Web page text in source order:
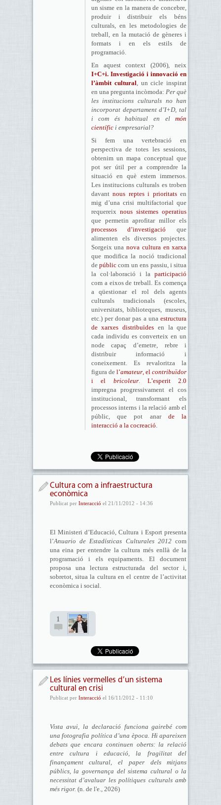
un sisme en la manera de concebre,
produir i distribuir els béns
culturals, en les metodologies de
treball, en la mutació de gèneres i
formats i en els estils de
programació.
En aquest context (2006), neix
I+C+i. Investigació i innovació en
l’àmbit cultural, un cicle inspirat
en una pregunta incòmoda:Per què
les institucions culturals no han
incorporat departament d’I+D, tal
i com és habitual en elmón
científici empresarial?
Si fem una vertebració en
perspectiva de totes les sessions,
obtenim un mapa conceptual que
pot ser útil per a comprendre la
situació en què estem immersos.
Les institucions culturals es troben
davantnous reptes i prioritatsen
mig d’una crisi multifactorial que
requereix nous sistemes operatius
que permetin aprofitar millor els
processos d’investigació que
alimenten els diversos projectes.
Sorgeix unanova cultura en xarxa
que modifica la noció tradicional
depúblic com un ens passiu, i situa
la col·laboració i laparticipació
com a eixos de treball. Es comença
a qüestionar el rol dels agents
culturals tradicionals (escoles,
universitats, biblioteques, museus,
etc.) per donar pas a unaestructura
de xarxes distribuïdes en la que
cada individu es converteix en un
node capaç d’emetre, rebre i
distribuir informació i
coneixement. Es revaloritza la
figura del’amateur, elcontribuïdor
i el bricoleur. L’esperit 2.0
impregna progressivament el cos
institucional, transformant els
processos interns i la relació amb el
públic, que pot anar de la
interacció a la cocreació.
Cultura com a infraestructura
econòmica
Publicat per Interacció el 21/11/2012 - 14:36
El Ministeri d’Educació, Cultura i Esport presenta
l’Anuario de Estadísticas Culturales 2012com
una eina per entendre la cultura més enllà de la
programació i els equipaments. El document
proposa una lectura estructurada del sector i,
sobretot, situa la cultura en el centre de l’activitat
econòmica i social.
1
Les línies vermelles d’un sistema
cultural en crisi
Publicat per Interacció el 16/11/2012 - 11:10
Vista avui, la declaració funciona gairebé com
una fotografia política d’una època. Hi apareixen
debats que encara continuen oberts: la relació
entre cultura i educació, la fragilitat del
finançament cultural, el paper dels mitjans
públics, la governança del sistema cultural o la
necessitat d’avaluar les polítiques culturals amb
més rigor. (n. de l'e., 2026)